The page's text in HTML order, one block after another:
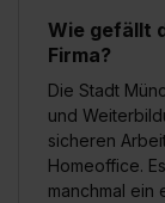
Wie gefällt
Firma?
Die Stadt
und
sicheren
Homeoffice.
manchmal ein